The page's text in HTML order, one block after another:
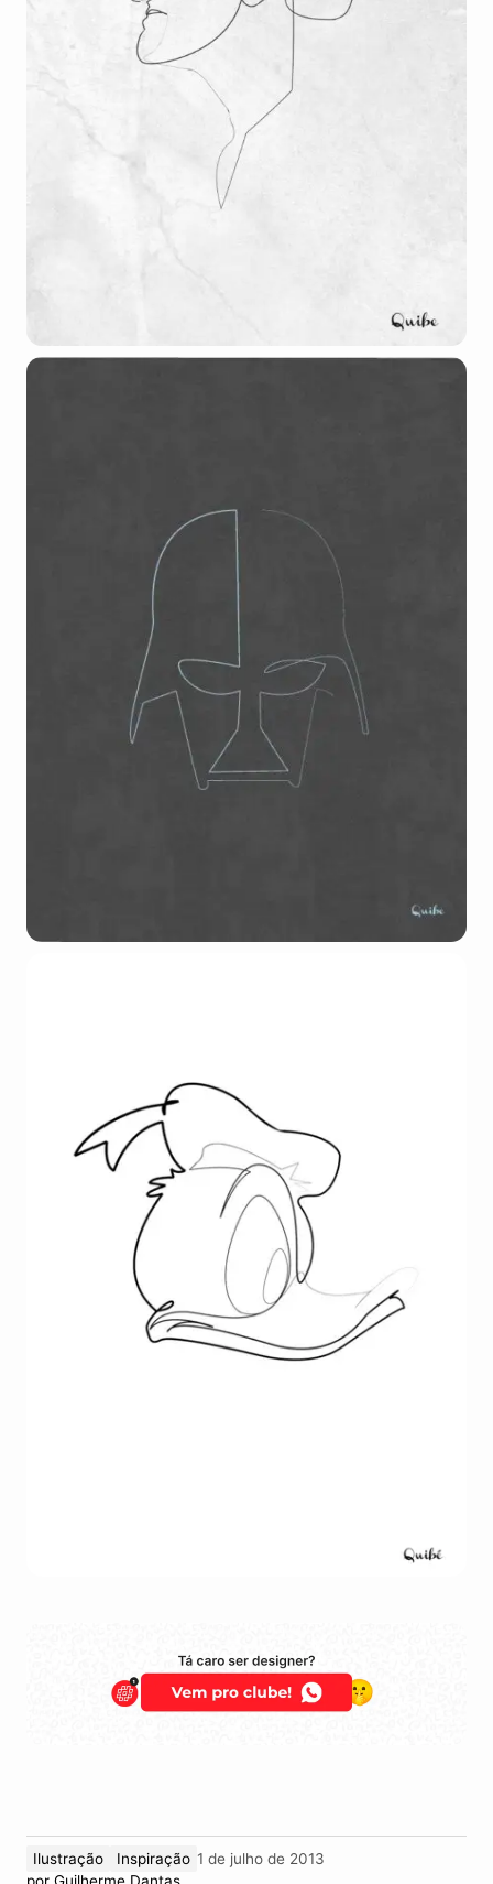
Ilustração Inspiração 1 de julho de 2013